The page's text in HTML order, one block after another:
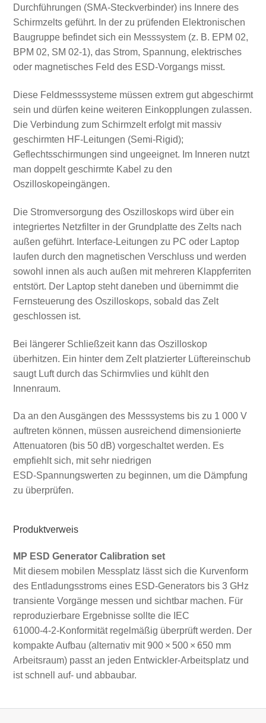
Durchführungen (SMA‑Steckverbinder) ins Innere des
Schirmzelts geführt. In der zu prüfenden Elektronischen
Baugruppe befindet sich ein Messsystem (z. B. EPM 02,
BPM 02, SM 02‑1), das Strom, Spannung, elektrisches
oder magnetisches Feld des ESD‑Vorgangs misst.
Diese Feldmesssysteme müssen extrem gut abgeschirmt
sein und dürfen keine weiteren Einkopplungen zulassen.
Die Verbindung zum Schirmzelt erfolgt mit massiv
geschirmten HF‑Leitungen (Semi‑Rigid);
Geflechtsschirmungen sind ungeeignet. Im Inneren nutzt
man doppelt geschirmte Kabel zu den
Oszilloskopeingängen.
Die Stromversorgung des Oszilloskops wird über ein
integriertes Netzfilter in der Grundplatte des Zelts nach
außen geführt. Interface‑Leitungen zu PC oder Laptop
laufen durch den magnetischen Verschluss und werden
sowohl innen als auch außen mit mehreren Klappferriten
entstört. Der Laptop steht daneben und übernimmt die
Fernsteuerung des Oszilloskops, sobald das Zelt
geschlossen ist.
Bei längerer Schließzeit kann das Oszilloskop
überhitzen. Ein hinter dem Zelt platzierter Lüftereinschub
saugt Luft durch das Schirmvlies und kühlt den
Innenraum.
Da an den Ausgängen des Messsystems bis zu 1 000 V
auftreten können, müssen ausreichend dimensionierte
Attenuatoren (bis 50 dB) vorgeschaltet werden. Es
empfiehlt sich, mit sehr niedrigen
ESD‑Spannungswerten zu beginnen, um die Dämpfung
zu überprüfen.
Produktverweis
MP ESD Generator Calibration set
Mit diesem mobilen Messplatz lässt sich die Kurvenform
des Entladungsstroms eines ESD‑Generators bis 3 GHz
transiente Vorgänge messen und sichtbar machen. Für
reproduzierbare Ergebnisse sollte die IEC
61000‑4‑2‑Konformität regelmäßig überprüft werden. Der
kompakte Aufbau (alternativ mit 900 × 500 × 650 mm
Arbeitsraum) passt an jeden Entwickler‑Arbeitsplatz und
ist schnell auf‑ und abbaubar.